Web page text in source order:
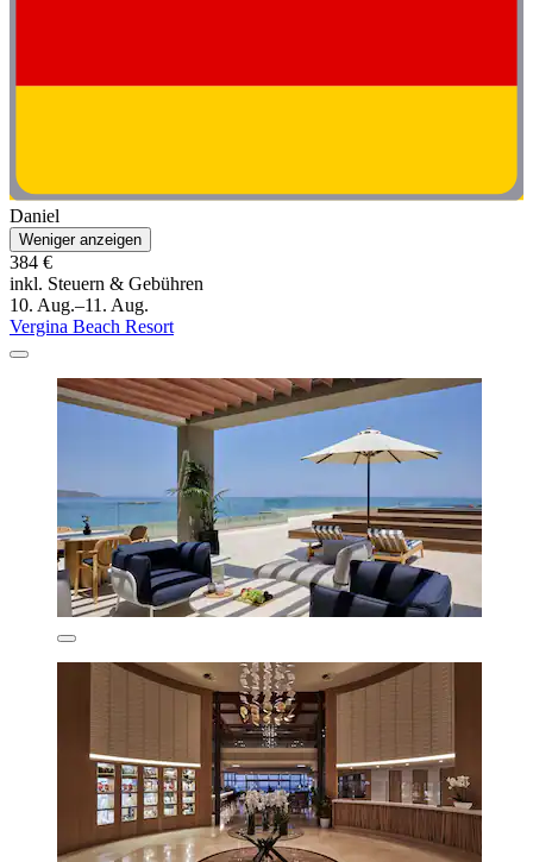
Daniel
Weniger anzeigen
384 €
inkl. Steuern & Gebühren
10. Aug.–11. Aug.
Vergina Beach Resort